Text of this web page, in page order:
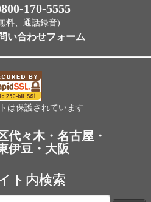
170-5555
料、通話録音)
い合わせフォーム
は保護されています
代々木・名古屋・
伊豆・大阪
ト内検索